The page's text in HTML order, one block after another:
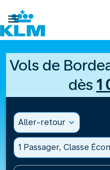

Vols de
dès 1
Aller-retour expand_more
1 Passager, Classe